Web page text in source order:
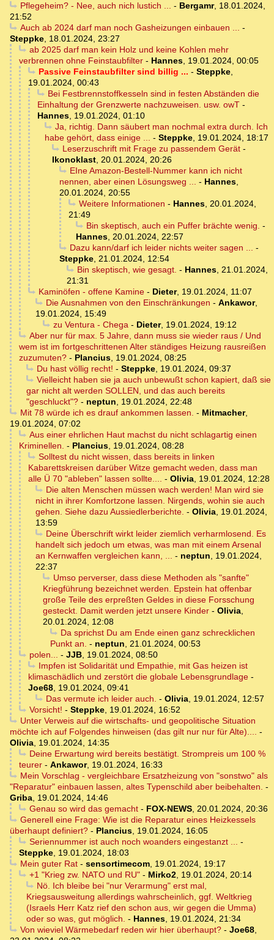
Pflegeheim? - Nee, auch nich lustich ... - Bergamr, 18.01.2024,
21:52
Auch ab 2024 darf man noch Gasheizungen einbauen ... -
Steppke, 18.01.2024, 23:27
ab 2025 darf man kein Holz und keine Kohlen mehr
verbrennen ohne Feinstaubfilter - Hannes, 19.01.2024, 00:05
Passive Feinstaubfilter sind billig ... - Steppke,
19.01.2024, 00:43
Bei Festbrennstoffkesseln sind in festen Abständen die
Einhaltung der Grenzwerte nachzuweisen. usw. owT -
Hannes, 19.01.2024, 01:10
Ja, richtig. Dann säubert man nochmal extra durch. Ich
habe gehört, dass einige ... - Steppke, 19.01.2024, 18:17
Leserzuschrift mit Frage zu passendem Gerät-
Ikonoklast, 20.01.2024, 20:26
EIne Amazon-Bestell-Nummer kann ich nicht
nennen, aber einen Lösungsweg ... - Hannes,
20.01.2024, 20:55
Weitere Informationen - Hannes, 20.01.2024,
21:49
Bin skeptisch, auch ein Puffer brächte wenig. -
Hannes, 20.01.2024, 22:57
Dazu kann/darf ich leider nichts weiter sagen ... -
Steppke, 21.01.2024, 12:54
Bin skeptisch, wie gesagt. - Hannes, 21.01.2024,
21:31
Kaminöfen - offene Kamine- Dieter, 19.01.2024, 11:07
Die Ausnahmen von den Einschränkungen - Ankawor,
19.01.2024, 15:49
zu Ventura - Chega- Dieter, 19.01.2024, 19:12
Aber nur für max. 5 Jahre, dann muss sie wieder raus / Und
wem ist im fortgeschrittenen Alter ständiges Heizung rausreißen
zuzumuten? - Plancius, 19.01.2024, 08:25
Du hast völlig recht! - Steppke, 19.01.2024, 09:37
Vielleicht haben sie ja auch unbewußt schon kapiert, daß sie
gar nicht alt werden SOLLEN, und das auch bereits
"geschluckt"? - neptun, 19.01.2024, 22:48
Mit 78 würde ich es drauf ankommen lassen. - Mitmacher,
19.01.2024, 07:02
Aus einer ehrlichen Haut machst du nicht schlagartig einen
Kriminellen. - Plancius, 19.01.2024, 08:28
Solltest du nicht wissen, dass bereits in linken
Kabarettskreisen darüber Witze gemacht weden, dass man
alle Ü 70 "ableben" lassen sollte.... - Olivia, 19.01.2024, 12:28
Die alten Menschen müssen wach werden! Man wird sie
nicht in ihrer Komfortzone lassen. Nirgends, wohin sie auch
gehen. Siehe dazu Aussiedlerberichte. - Olivia, 19.01.2024,
13:59
Deine Überschrift wirkt leider ziemlich verharmlosend. Es
handelt sich jedoch um etwas, was man mit einem Arsenal
an Kernwaffen vergleichen kann, ... - neptun, 19.01.2024,
22:37
Umso perverser, dass diese Methoden als "sanfte"
Kriegführung bezeichnet werden. Epstein hat offenbar
große Teile des erpreßten Geldes in diese Forsschung
gesteckt. Damit werden jetzt unsere Kinder - Olivia,
20.01.2024, 12:08
Da sprichst Du am Ende einen ganz schrecklichen
Punkt an. - neptun, 21.01.2024, 00:53
polen... - JJB, 19.01.2024, 08:50
Impfen ist Solidarität und Empathie, mit Gas heizen ist
klimaschädlich und zerstört die globale Lebensgrundlage -
Joe68, 19.01.2024, 09:41
Das vermute ich leider auch. - Olivia, 19.01.2024, 12:57
Vorsicht! - Steppke, 19.01.2024, 16:52
Unter Verweis auf die wirtschafts- und geopolitische Situation
möchte ich auf Folgendes hinweisen (das gilt nur nur für Alte).... -
Olivia, 19.01.2024, 14:35
Deine Erwartung wird bereits bestätigt. Strompreis um 100 %
teurer - Ankawor, 19.01.2024, 16:33
Mein Vorschlag - vergleichbare Ersatzheizung von "sonstwo" als
"Reparatur" einbauen lassen, altes Typenschild aber beibehalten. -
Griba, 19.01.2024, 14:46
Genau so wird das gemacht- FOX-NEWS, 20.01.2024, 20:36
Generell eine Frage: Wie ist die Reparatur eines Heizkessels
überhaupt definiert? - Plancius, 19.01.2024, 16:05
Seriennummer ist auch noch woanders eingestanzt ... -
Steppke, 19.01.2024, 18:03
Mein guter Rat- sensortimecom, 19.01.2024, 19:17
+1 "Krieg zw. NATO und RU"- Mirko2, 19.01.2024, 20:14
Nö. Ich bleibe bei "nur Verarmung" erst mal,
Kriegsausweitung allerdings wahrscheinlich, ggf. Weltkrieg
(Israels Herr Katz rief den schon aus, wir gegen die Umma)
oder so was, gut möglich. - Hannes, 19.01.2024, 21:34
Von wieviel Wärmebedarf reden wir hier überhaupt?- Joe68,